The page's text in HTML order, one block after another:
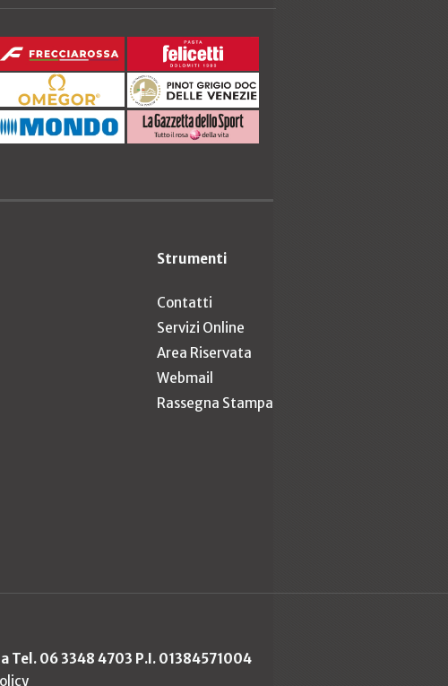
Strumenti
Contatti
Servizi Online
Area Riservata
Webmail
Rassegna Stampa
06 3348 4703 P.I. 01384571004